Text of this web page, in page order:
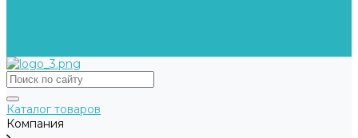
Каталог товаров
Компания